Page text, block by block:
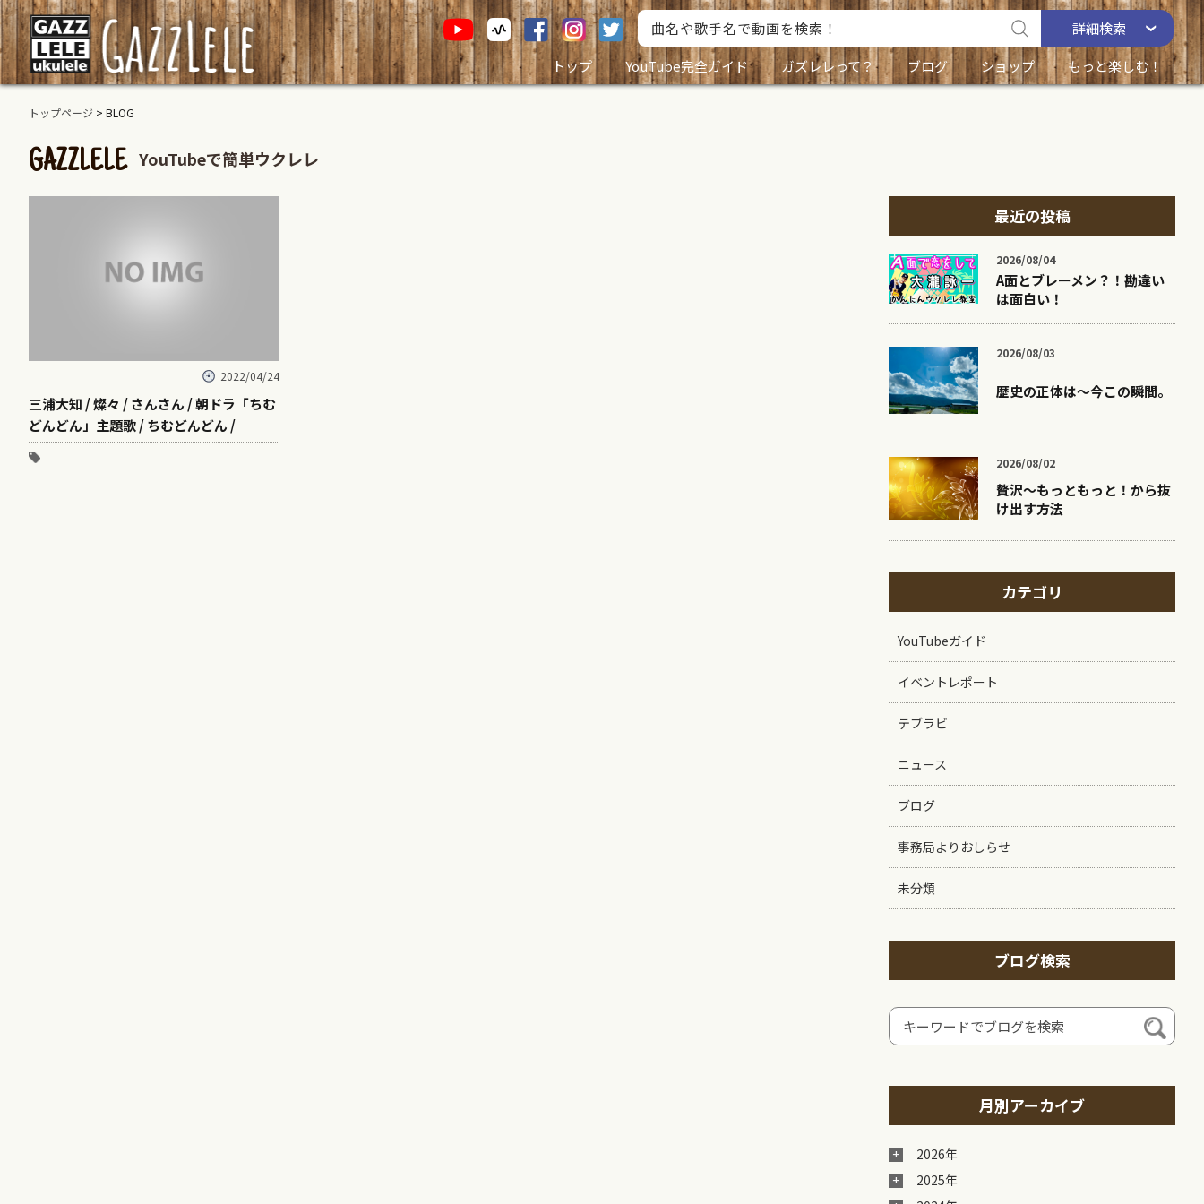
詳細検索
トップ
YouTube完全ガイド ガズレレって？ ブログ ショップ もっと楽しむ！
トップページ > BLOG
GAZZLELE YouTubeで簡単ウクレレ
2022/04/24
三浦大知 / 燦々 / さんさん / 朝ドラ「ちむ
どんどん」主題歌 / ちむどんどん /
最近の投稿
2026/08/04
A面とブレーメン？！勘違い
は面白い！
2026/08/03
歴史の正体は〜今この瞬間。
2026/08/02
贅沢〜もっともっと！から抜
け出す方法
カテゴリ
YouTubeガイド
イベントレポート
テブラビ
ニュース
ブログ
事務局よりおしらせ
未分類
ブログ検索
月別アーカイブ
2026年
2025年